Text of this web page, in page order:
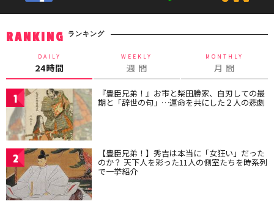
RANKING ランキング
DAILY
24時間
WEEKLY
週 間
MONTHLY
月 間
1 『豊臣兄弟！』お市と柴田勝家、自刃しての最
期と「辞世の句」…運命を共にした２人の悲劇
2 【豊臣兄弟！】秀吉は本当に「女狂い」だった
のか？ 天下人を彩った11人の側室たちを時系列
で一挙紹介